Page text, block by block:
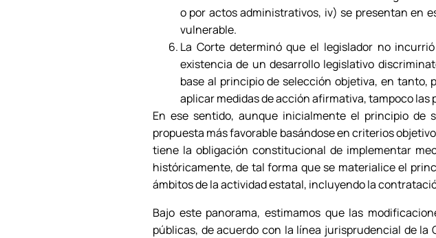
o por actos administrativos, iv) se presentan en
vulnerable.
La Corte determinó que el legislador no
existencia de un desarrollo legislativo
base al principio de selección objetiva, en tanto,
aplicar medidas de acción afirmativa, tampoco las
En ese sentido, aunque inicialmente el principio de
propuesta más favorable basándose en criterios
tiene la obligación constitucional de implementar
históricamente, de tal forma que se materialice el
ámbitos de la actividad estatal, incluyendo la
Bajo este panorama, estimamos que las
públicas, de acuerdo con la línea jurisprudencial de la